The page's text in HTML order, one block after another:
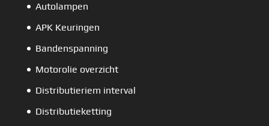
Autolampen
APK Keuringen
Bandenspanning
Motorolie overzicht
Distributieriem interval
Distributieketting